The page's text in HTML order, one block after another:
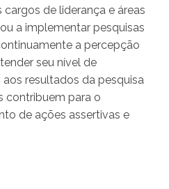
de liderança e áreas
a implementar pesquisas
a percepção
seu nível de
resultados da pesquisa
contribuem para o
de ações assertivas e